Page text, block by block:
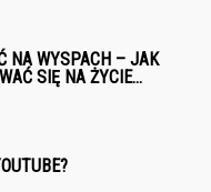
NA WYSPACH – JAK
SIĘ NA ŻYCIE...